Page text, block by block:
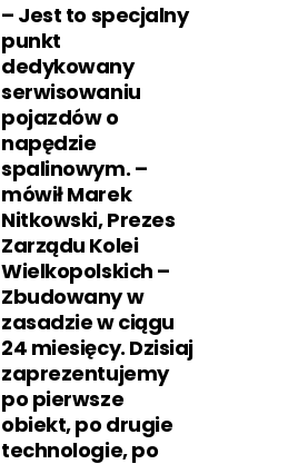
– Jest to specjalny
punkt
dedykowany
serwisowaniu
pojazdów o
napędzie
spalinowym. –
mówił Marek
Nitkowski, Prezes
Zarządu Kolei
Wielkopolskich –
Zbudowany w
zasadzie w ciągu
24 miesięcy. Dzisiaj
zaprezentujemy
po pierwsze
obiekt, po drugie
technologie, po